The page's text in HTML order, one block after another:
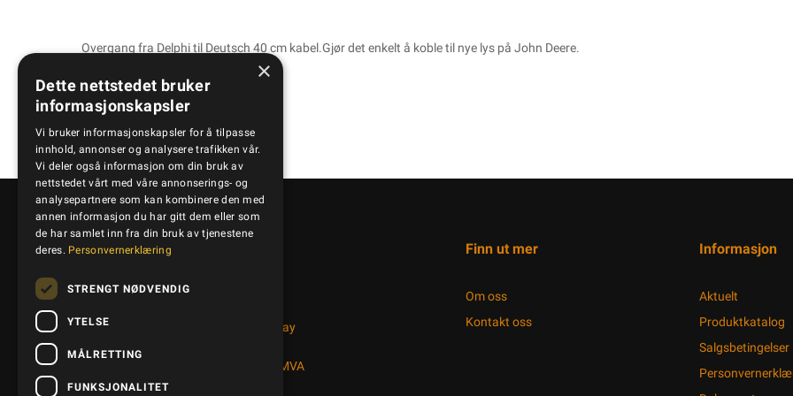
Overgang fra Delphi til Deutsch 40 cm kabel.Gjør det enkelt å koble til nye lys på John Deere.
Kontakt oss
+47 95 41 50 50
Bedriftsveien 14, 1890 Rakkestad, Norway
post@kamled.no
Organisasjonsnummer: NO 997608038MVA
Finn ut mer
Om oss
Kontakt oss
Informasjon
Aktuelt
Produktkatalog
Salgsbetingelser
×
Dette nettstedet bruker
informasjonskapsler
Vi bruker informasjonskapsler for å tilpasse
innhold, annonser og analysere trafikken vår.
Vi deler også informasjon om din bruk av
nettstedet vårt med våre annonserings- og
analysepartnere som kan kombinere den med
annen informasjon du har gitt dem eller som
de har samlet inn fra din bruk av tjenestene
deres. Personvernerklæring
STRENGT NØDVENDIG
YTELSE
MÅLRETTING
FUNKSJONALITET